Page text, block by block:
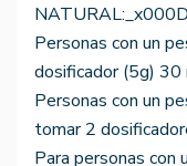
Personas con un
dosificador (5g) 30
Personas con un
tomar 2
Para personas